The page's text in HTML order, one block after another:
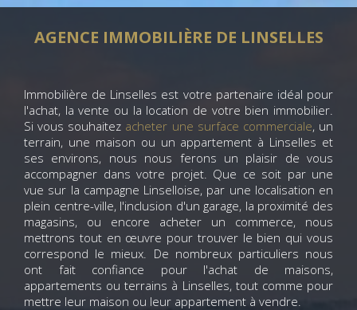
AGENCE IMMOBILIÈRE DE LINSELLES
Immobilière de Linselles est votre partenaire idéal pour
l'achat, la vente ou la location de votre bien immobilier.
Si vous souhaitez acheter une surface commerciale, un
terrain, une maison ou un appartement à Linselles et
ses environs, nous nous ferons un plaisir de vous
accompagner dans votre projet. Que ce soit par une
vue sur la campagne Linselloise, par une localisation en
plein centre-ville, l'inclusion d'un garage, la proximité des
magasins, ou encore acheter un commerce, nous
mettrons tout en œuvre pour trouver le bien qui vous
correspond le mieux. De nombreux particuliers nous
ont fait confiance pour l'achat de maisons,
appartements ou terrains à Linselles, tout comme pour
mettre leur maison ou leur appartement à vendre.